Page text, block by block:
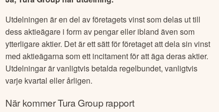
Utdelningen är en del av företagets vinst som delas ut till
dess aktieägare i form av pengar eller ibland även som
ytterligare aktier. Det är ett sätt för företaget att dela sin vinst
med aktieägarna som ett incitament för att äga deras aktier.
Utdelningar är vanligtvis betalda regelbundet, vanligtvis
varje kvartal eller årligen.
När kommerTura Group rapport